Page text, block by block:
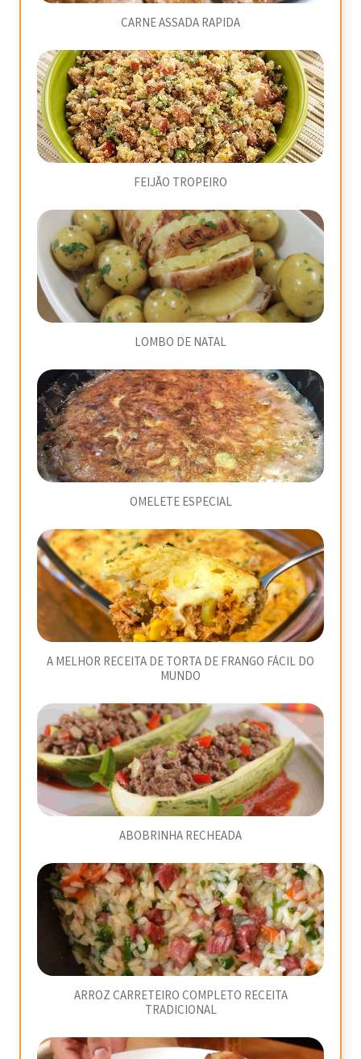
CARNE ASSADA RAPIDA
FEIJÃO TROPEIRO
LOMBO DE NATAL
OMELETE ESPECIAL
A MELHOR RECEITA DE TORTA DE FRANGO FÁCIL DO
MUNDO
ABOBRINHA RECHEADA
ARROZ CARRETEIRO COMPLETO RECEITA
TRADICIONAL